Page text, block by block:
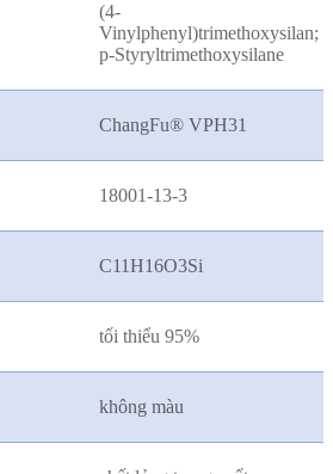
(4-
Vinylphenyl)trimethoxysilan;
p-Styryltrimethoxysilane
ChangFu® VPH31
18001-13-3
C11H16O3Si
tối thiểu 95%
không màu